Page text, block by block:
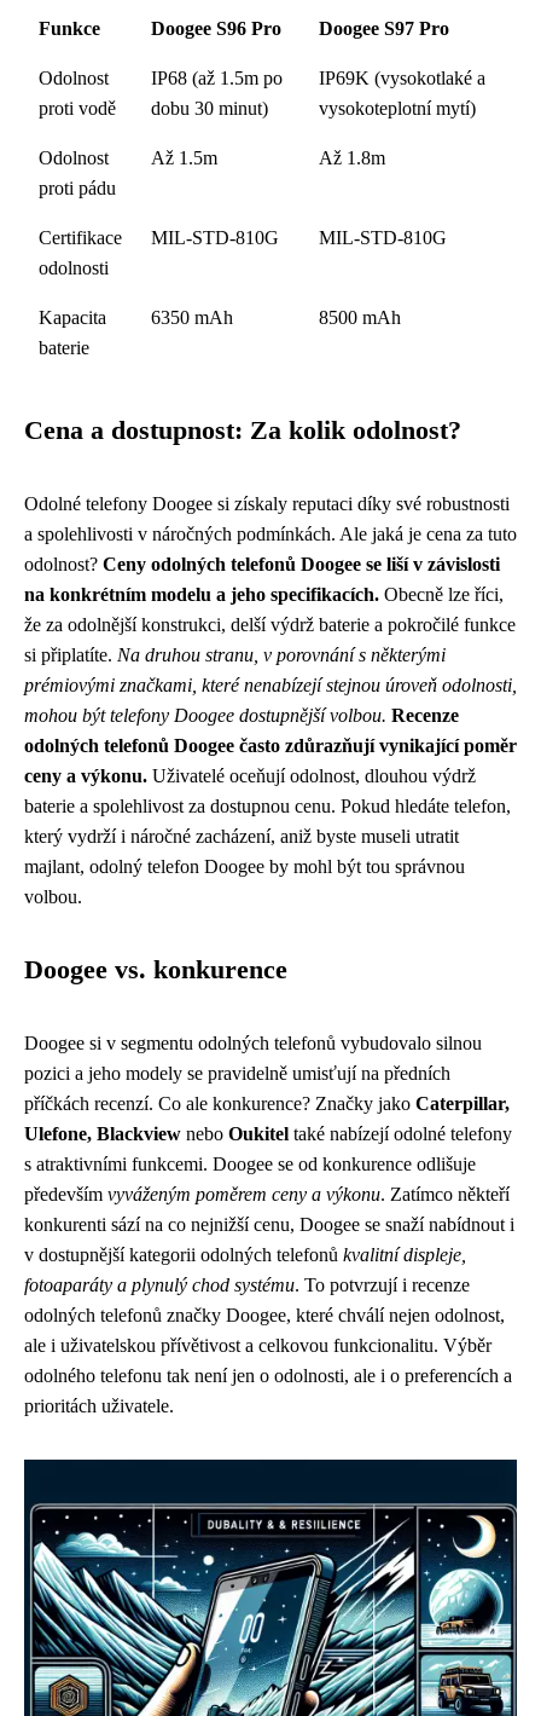
Funkce
Doogee S96 Pro Doogee S97 Pro
Odolnost
proti vodě
IP68 (až 1.5m po
dobu 30 minut)
IP69K (vysokotlaké a
vysokoteplotní mytí)
Odolnost
proti pádu
Až 1.5m Až 1.8m
Certifikace
odolnosti
MIL-STD-810G MIL-STD-810G
Kapacita
baterie
6350 mAh 8500 mAh
Cena a dostupnost: Za kolik odolnost?
Odolné telefony Doogee si získaly reputaci díky své robustnosti
a spolehlivosti v náročných podmínkách. Ale jaká je cena za tuto
odolnost? Ceny odolných telefonů Doogee se liší v závislosti
na konkrétním modelu a jeho specifikacích. Obecně lze říci,
že za odolnější konstrukci, delší výdrž baterie a pokročilé funkce
si připlatíte. Na druhou stranu, v porovnání s některými
prémiovými značkami, které nenabízejí stejnou úroveň odolnosti,
mohou být telefony Doogee dostupnější volbou. Recenze
odolných telefonů Doogee často zdůrazňují vynikající poměr
ceny a výkonu. Uživatelé oceňují odolnost, dlouhou výdrž
baterie a spolehlivost za dostupnou cenu. Pokud hledáte telefon,
který vydrží i náročné zacházení, aniž byste museli utratit
majlant, odolný telefon Doogee by mohl být tou správnou
volbou.
Doogee vs. konkurence
Doogee si v segmentu odolných telefonů vybudovalo silnou
pozici a jeho modely se pravidelně umisťují na předních
příčkách recenzí. Co ale konkurence? Značky jako Caterpillar,
Ulefone, Blackview nebo Oukitel také nabízejí odolné telefony
s atraktivními funkcemi. Doogee se od konkurence odlišuje
především vyváženým poměrem ceny a výkonu. Zatímco někteří
konkurenti sází na co nejnižší cenu, Doogee se snaží nabídnout i
v dostupnější kategorii odolných telefonů kvalitní displeje,
fotoaparáty a plynulý chod systému. To potvrzují i recenze
odolných telefonů značky Doogee, které chválí nejen odolnost,
ale i uživatelskou přívětivost a celkovou funkcionalitu. Výběr
odolného telefonu tak není jen o odolnosti, ale i o preferencích a
prioritách uživatele.